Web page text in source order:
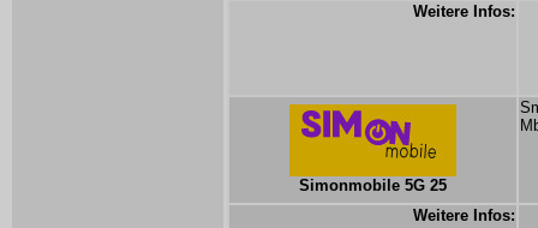
Weitere Infos:
Simonmobile 5G 25
Weitere Infos: